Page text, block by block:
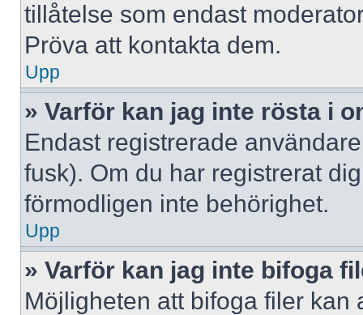
tillåtelse som endast
Pröva att kontakta dem.
Upp
» Varför kan jag inte rösta i
Endast registrerade
fusk). Om du har registrerat
förmodligen inte behörighet.
Upp
» Varför kan jag inte bifoga
Möjligheten att bifoga filer